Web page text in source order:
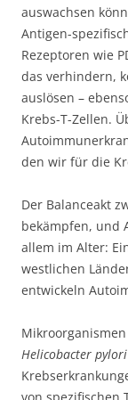
auswachsen
Antigen-
Rezeptoren wie
das verhindern,
auslösen –
Krebs-T-Zellen.
den wir für die
Der Balanceakt
bekämpfen, und
allem im Alter:
westlichen
entwickeln
Mikroorganismen
Helicobacter pylori